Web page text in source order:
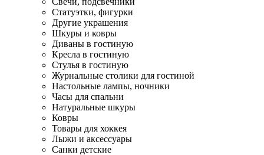
Статуэтки, фигурки
Другие украшения
Шкуры и ковры
Диваны в гостиную
Кресла в гостиную
Стулья в гостиную
Журнальные столики для гостиной
Настольные лампы, ночники
Часы для спальни
Натуральные шкуры
Ковры
Товары для хоккея
Лыжи и аксессуары
Санки детские